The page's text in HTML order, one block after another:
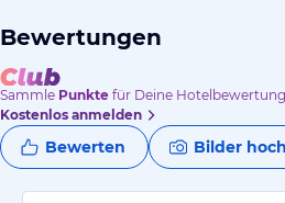
Bewertungen
Sammle Punkte für Deine Hotelbewertung.
Kostenlos anmelden
Bewerten Bilder